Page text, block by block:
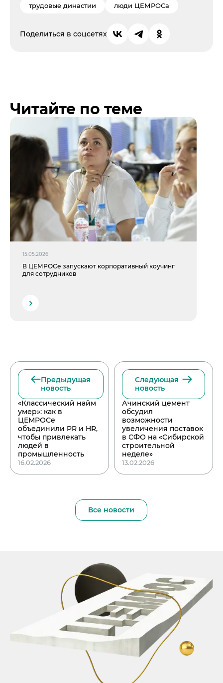
трудовые династии люди ЦЕМРОСа
Поделиться в соцсетях
Читайте по теме
15.05.2026
В ЦЕМРОСе запускают корпоративный коучинг
для сотрудников
Предыдущая
новость
«Классический найм
умер»: как в
ЦЕМРОСе
объединили PR и HR,
чтобы привлекать
людей в
промышленность
16.02.2026
Следующая
новость
Ачинский цемент
обсудил
возможности
увеличения поставок
в СФО на «Сибирской
строительной
неделе»
13.02.2026
Все новости